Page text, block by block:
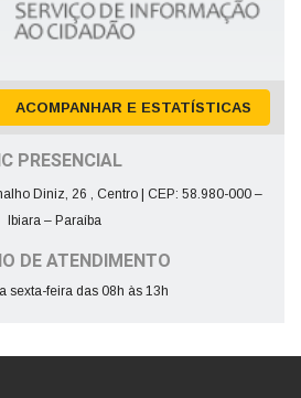
ACOMPANHAR E ESTATÍSTICAS
PRESENCIAL
Diniz, 26 , Centro | CEP: 58.980-000 –
Ibiara – Paraíba
DE ATENDIMENTO
sexta-feira das 08h às 13h